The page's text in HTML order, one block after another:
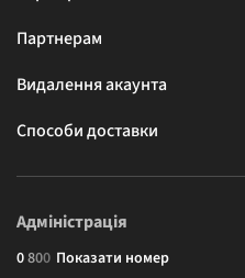
Партнерам
Видалення акаунта
Способи доставки
Адміністрація
0800 Показати номер